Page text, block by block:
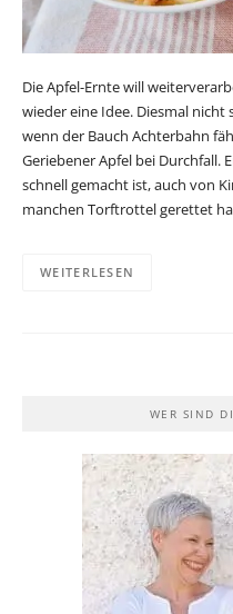
Die Apfel-Ernte will
wieder eine Idee. Diesmal
wenn der Bauch Achterbahn
Geriebener Apfel bei Durchfall.
schnell gemacht ist, auch von
manchen Torftrottel gerettet
WEITERLESEN
WER SIND